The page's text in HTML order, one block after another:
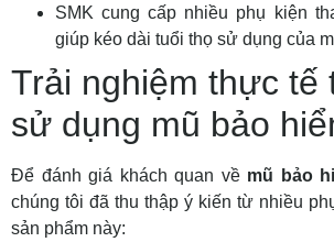
SMK cung cấp nhiều phụ kiện
giúp kéo dài tuổi thọ sử dụng của
Trải nghiệm thực tế
sử dụng mũ bảo
Để đánh giá khách quan về mũ bảo
chúng tôi đã thu thập ý kiến từ nhiều
sản phẩm này: